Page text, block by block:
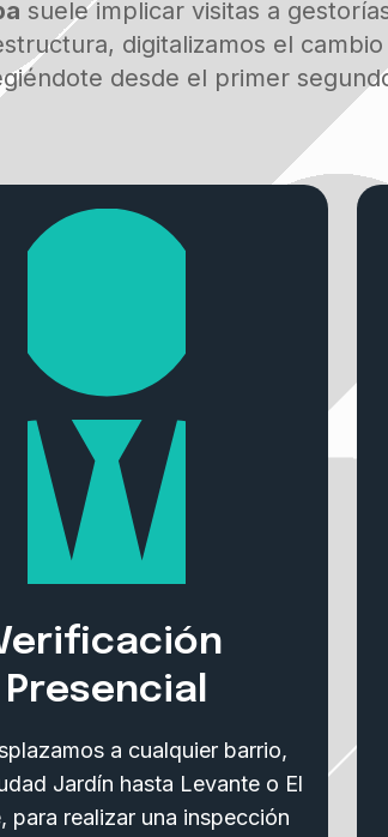
suele implicar visitas a
digitalizamos el
desde el primer
Presencial
a cualquier barrio,
Jardín hasta Levante o El
para realizar una inspección